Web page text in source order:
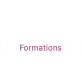
Formations